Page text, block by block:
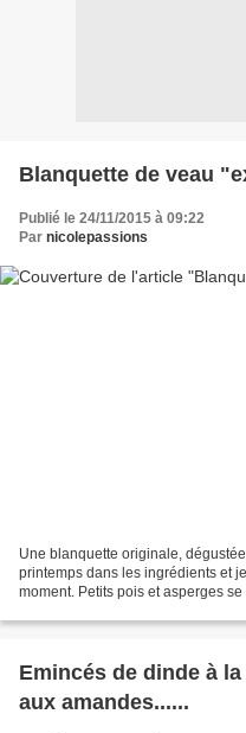
Blanquette de veau
Publié le 24/11/2015 à 09:22
Par nicolepassions
Une blanquette originale,
printemps dans les ingrédients et
moment. Petits pois et asperges
Emincés de dinde à
aux amandes......